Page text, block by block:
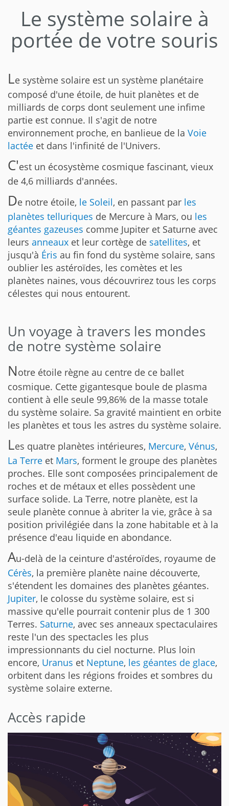
Le système solaire à
portée de votre souris
Le système solaire est un système planétaire
composé d'une étoile, de huit planètes et de
milliards de corps dont seulement une infime
partie est connue. Il s'agit de notre
environnement proche, en banlieue de la Voie
lactée et dans l'infinité de l'Univers.
C'est un écosystème cosmique fascinant, vieux
de 4,6 milliards d'années.
De notre étoile, le Soleil, en passant par les
planètes telluriques de Mercure à Mars, ou les
géantes gazeuses comme Jupiter et Saturne avec
leurs anneaux et leur cortège de satellites, et
jusqu'à Éris au fin fond du système solaire, sans
oublier les astéroïdes, les comètes et les
planètes naines, vous découvrirez tous les corps
célestes qui nous entourent.
Un voyage à travers les mondes
de notre système solaire
Notre étoile règne au centre de ce ballet
cosmique. Cette gigantesque boule de plasma
contient à elle seule 99,86% de la masse totale
du système solaire. Sa gravité maintient en orbite
les planètes et tous les astres du système solaire.
Les quatre planètes intérieures, Mercure, Vénus,
La Terre et Mars, forment le groupe des planètes
proches. Elle sont composées principalement de
roches et de métaux et elles possèdent une
surface solide. La Terre, notre planète, est la
seule planète connue à abriter la vie, grâce à sa
position privilégiée dans la zone habitable et à la
présence d'eau liquide en abondance.
Au-delà de la ceinture d'astéroïdes, royaume de
Cérès, la première planète naine découverte,
s'étendent les domaines des planètes géantes.
Jupiter, le colosse du système solaire, est si
massive qu'elle pourrait contenir plus de 1 300
Terres. Saturne, avec ses anneaux spectaculaires
reste l'un des spectacles les plus
impressionnants du ciel nocturne. Plus loin
encore, Uranus et Neptune, les géantes de glace,
orbitent dans les régions froides et sombres du
système solaire externe.
Accès rapide